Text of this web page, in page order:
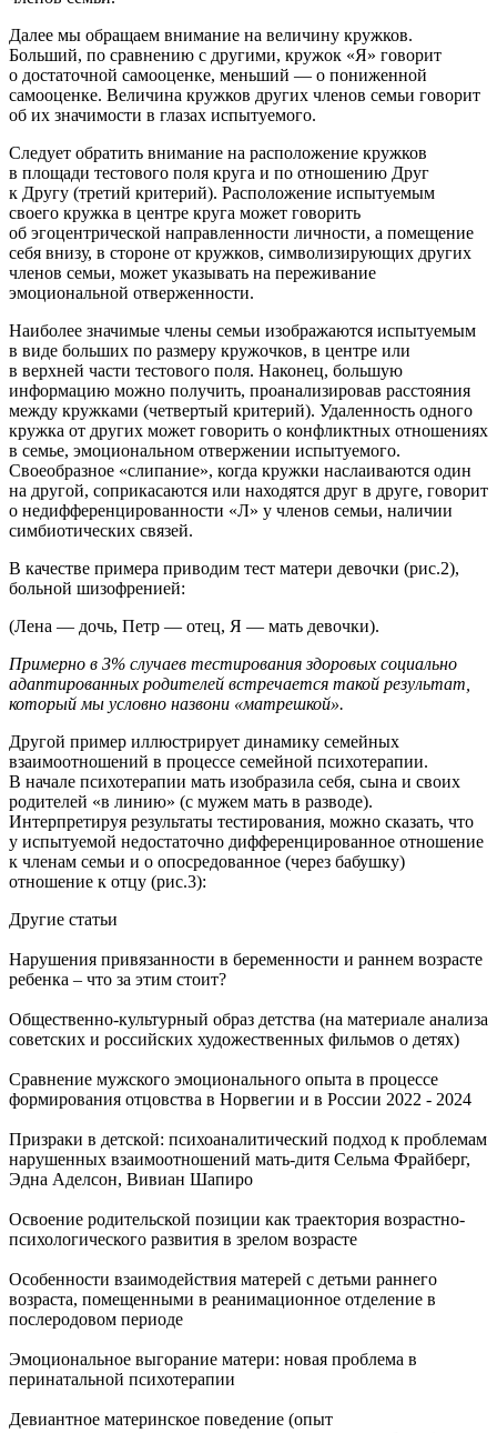
Далее мы обращаем внимание на величину кружков.
Больший, по сравнению с другими, кружок «Я» говорит
о достаточной самооценке, меньший — о пониженной
самооценке. Величина кружков других членов семьи говорит
об их значимости в глазах испытуемого.
Следует обратить внимание на расположение кружков
в площади тестового поля круга и по отношению Друг
к Другу (третий критерий). Расположение испытуемым
своего кружка в центре круга может говорить
об эгоцентрической направленности личности, а помещение
себя внизу, в стороне от кружков, символизирующих других
членов семьи, может указывать на переживание
эмоциональной отверженности.
Наиболее значимые члены семьи изображаются испытуемым
в виде больших по размеру кружочков, в центре или
в верхней части тестового поля. Наконец, большую
информацию можно получить, проанализировав расстояния
между кружками (четвертый критерий). Удаленность одного
кружка от других может говорить о конфликтных отношениях
в семье, эмоциональном отвержении испытуемого.
Своеобразное «слипание», когда кружки наслаиваются один
на другой, соприкасаются или находятся друг в друге, говорит
о недифференцированности «Л» у членов семьи, наличии
симбиотических связей.
В качестве примера приводим тест матери девочки (рис.2),
больной шизофренией:
(Лена — дочь, Петр — отец, Я — мать девочки).
Примерно в 3% случаев тестирования здоровых социально
адаптированных родителей встречается такой результат,
который мы условно назвони «матрешкой».
Другой пример иллюстрирует динамику семейных
взаимоотношений в процессе семейной психотерапии.
В начале психотерапии мать изобразила себя, сына и своих
родителей «в линию» (с мужем мать в разводе).
Интерпретируя результаты тестирования, можно сказать, что
у испытуемой недостаточно дифференцированное отношение
к членам семьи и o опосредованное (через бабушку)
отношение к отцу (рис.3):
Другие статьи
Нарушения привязанности в беременности и раннем возрасте
ребенка – что за этим стоит?
Общественно-культурный образ детства (на материале анализа
советских и российских художественных фильмов о детях)
Сравнение мужского эмоционального опыта в процессе
формирования отцовства в Норвегии и в России 2022 - 2024
Призраки в детской: психоаналитический подход к проблемам
нарушенных взаимоотношений мать-дитя Сельма Фрайберг,
Эдна Аделсон, Вивиан Шапиро
Освоение родительской позиции как траектория возрастно-
психологического развития в зрелом возрасте
Особенности взаимодействия матерей с детьми раннего
возраста, помещенными в реанимационное отделение в
послеродовом периоде
Эмоциональное выгорание матери: новая проблема в
перинатальной психотерапии
Девиантное материнское поведение (опыт